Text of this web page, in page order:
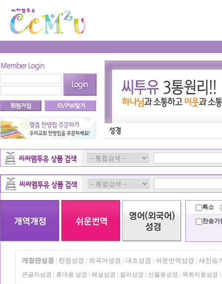
특소
찬송가
개정판성경 한영성경 외국어성경 대조성경 쉬운번역성경 새찬송
큰글자성경 휴대용 성경 해설성경 컬러성경 선물용성경 목회자용성경